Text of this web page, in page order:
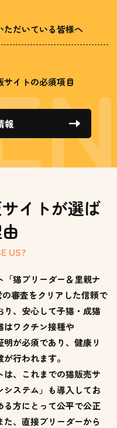
ただいている皆様へ
イトの必須項目
報
イトが選ば
US?
猫ブリーダー＆里親ナ
審査をクリアした信頼で
り、安心して子猫・成猫
はワクチン接種や
が必須であり、健康リ
行われます。
、これまでの猫販売サ
ステム」も導入してお
る方にとって公平で公正
、直接ブリーダーから